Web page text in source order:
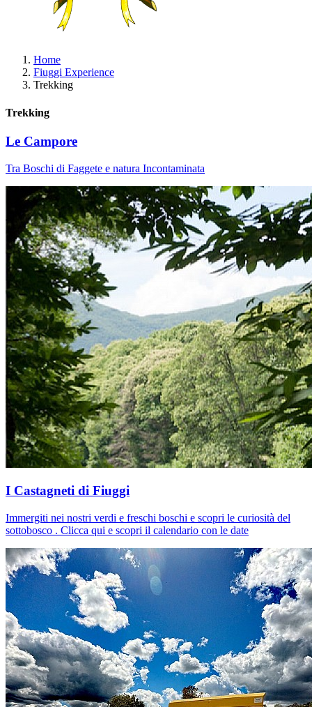
Home
Fiuggi Experience
Trekking
Trekking
Le Campore
Tra Boschi di Faggete e natura Incontaminata
I Castagneti di Fiuggi
Immergiti nei nostri verdi e freschi boschi e scopri le curiosità del
sottobosco . Clicca qui e scopri il calendario con le date